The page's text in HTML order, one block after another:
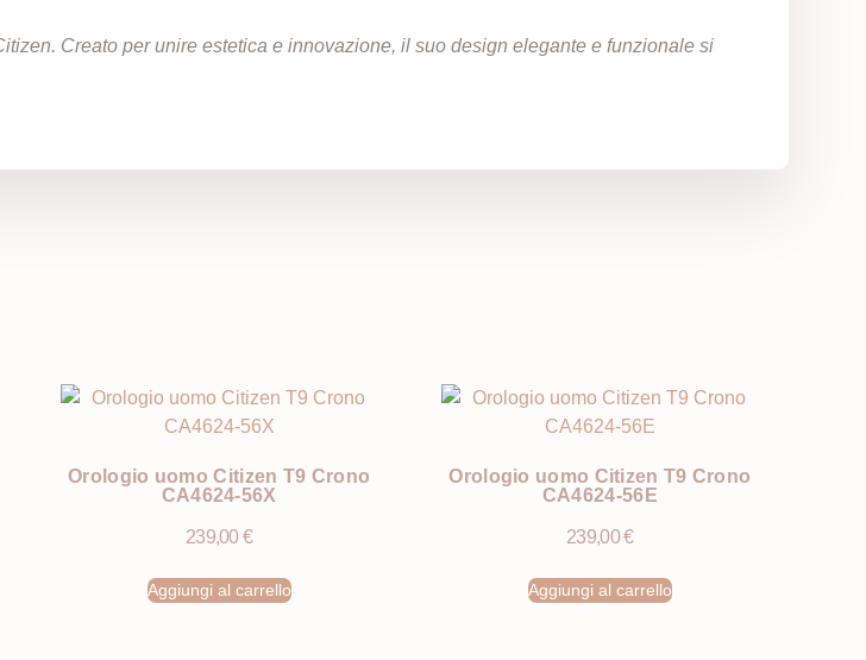
Creato per unire estetica e innovazione, il suo design elegante e funzionale si
Orologio uomo Citizen T9 Crono
CA4624-56X
239,00€
Aggiungi al carrello
Orologio uomo Citizen T9 Crono
CA4624-56E
239,00€
Aggiungi al carrello